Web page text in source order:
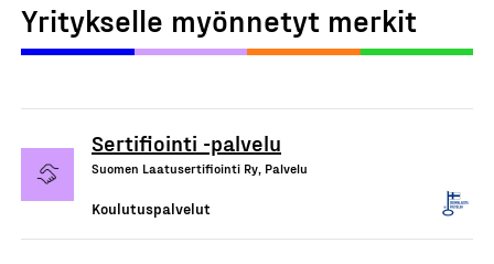
Yritykselle myönnetyt merkit
Sertifiointi -palvelu
Suomen Laatusertifiointi Ry, Palvelu
Koulutuspalvelut